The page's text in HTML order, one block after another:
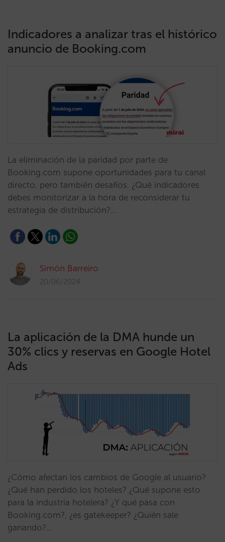
Indicadores a analizar tras el histórico
anuncio de Booking.com
La eliminación de la paridad por parte de
Booking.com supone oportunidades para tu canal
directo, pero también desafíos. ¿Qué indicadores
debes monitorizar a la hora de reconsiderar tu
estrategia de distribución?…
Simón Barreiro
20/06/2024
La aplicación de la DMA hunde un
30% clics y reservas en Google Hotel
Ads
¿Cómo afectan los cambios de Google al usuario?
¿Qué han perdido los hoteles? ¿Qué supone esto
para la industria hotelera? ¿Y qué pasa con
Booking.com?, ¿es gatekeeper? ¿Quién sale
ganando?…